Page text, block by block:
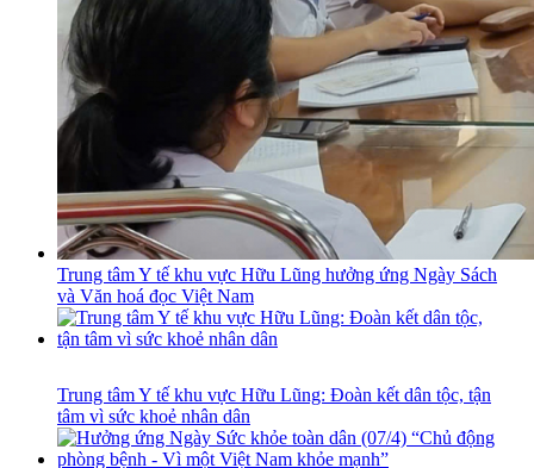
Trung tâm Y tế khu vực Hữu Lũng hưởng ứng Ngày Sách
và Văn hoá đọc Việt Nam
Trung tâm Y tế khu vực Hữu Lũng: Đoàn kết dân tộc, tận
tâm vì sức khoẻ nhân dân